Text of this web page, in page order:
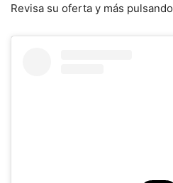
Revisa su oferta y más pulsando